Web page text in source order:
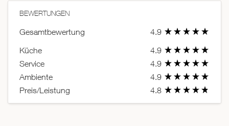
BEWERTUNGEN
Gesamtbewertung
4.9
Küche
4.9
Service
4.9
Ambiente
4.9
Preis/Leistung
4.8